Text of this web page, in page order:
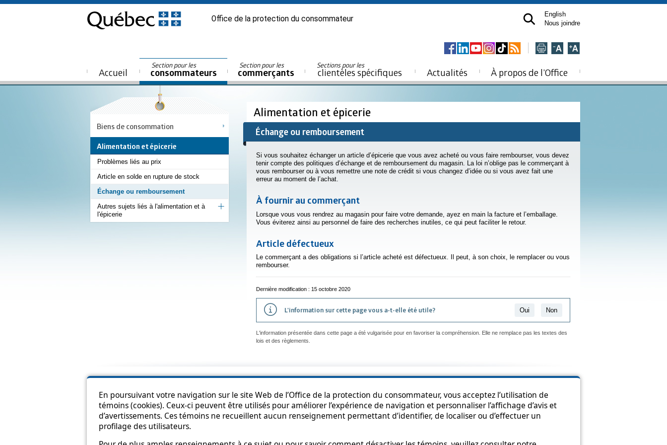
En poursuivant votre navigation sur le site Web de l’Office de la protection du consommateur, vous acceptez l’utilisation de
témoins (cookies). Ceux-ci peuvent être utilisés pour améliorer l’expérience de navigation et personnaliser l’affichage d’avis et
d’avertissements. Ces témoins ne recueillent aucun renseignement permettant d’identifier, de localiser ou d’effectuer un
profilage des utilisateurs.
Office de la protection du consommateur
English
Nous joindre
Accueil
Section pour les
consommateurs
Section pour les
commerçants
Sections pour les
clientèles spécifiques Actualités À propos de l’Office
Biens de consommation
Alimentation et épicerie
Problèmes liés au prix
Article en solde en rupture de stock
Échange ou remboursement
Autres sujets liés à l'alimentation et à
l'épicerie
Alimentation et épicerie
Échange ou remboursement
Si vous souhaitez échanger un article d’épicerie que vous avez acheté ou vous faire rembourser, vous devez
tenir compte des politiques d’échange et de remboursement du magasin. La loi n’oblige pas le commerçant à
vous rembourser ou à vous remettre une note de crédit si vous changez d’idée ou si vous avez fait une
erreur au moment de l’achat.
À fournir au commerçant
Lorsque vous vous rendrez au magasin pour faire votre demande, ayez en main la facture et l’emballage.
Vous éviterez ainsi au personnel de faire des recherches inutiles, ce qui peut faciliter le retour.
Article défectueux
Le commerçant a des obligations si l’article acheté est défectueux. Il peut, à son choix, le remplacer ou vous
rembourser.
Dernière modification : 15 octobre 2020
L'information sur cette page vous a-t-elle été utile? Oui Non
L'information présentée dans cette page a été vulgarisée pour en favoriser la compréhension. Elle ne remplace pas les textes des
lois et des règlements.